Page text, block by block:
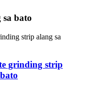
bato
grinding strip